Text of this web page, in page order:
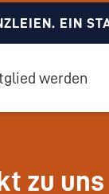
EIN
werden
zu uns